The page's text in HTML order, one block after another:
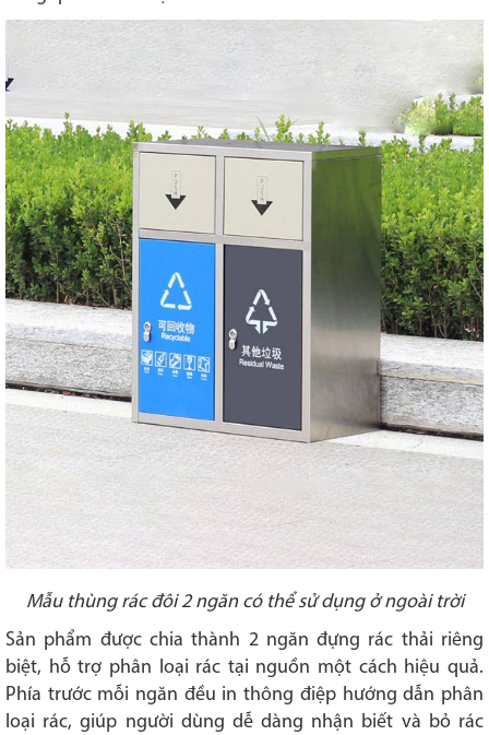
Mẫu thùng rác đôi 2 ngăn có thể sử dụng ở ngoài trời
Sản phẩm được chia thành 2 ngăn đựng rác thải riêng
biệt, hỗ trợ phân loại rác tại nguồn một cách hiệu quả.
Phía trước mỗi ngăn đều in thông điệp hướng dẫn phân
loại rác, giúp người dùng dễ dàng nhận biết và bỏ rác